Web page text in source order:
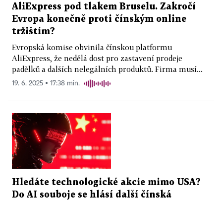
AliExpress pod tlakem Bruselu. Zakročí
Evropa konečně proti čínským online
tržištím?
Evropská komise obvinila čínskou platformu
AliExpress, že nedělá dost pro zastavení prodeje
padělků a dalších nelegálních produktů. Firma musí...
19. 6. 2025 ▪ 17:38 min.
Hledáte technologické akcie mimo USA?
Do AI souboje se hlásí další čínská